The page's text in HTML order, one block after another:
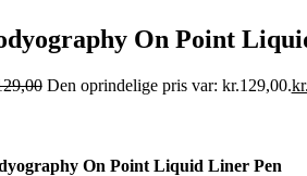
On Point
Den oprindelige pris var: kr.129,00.kr.
On Point Liquid Liner Pen